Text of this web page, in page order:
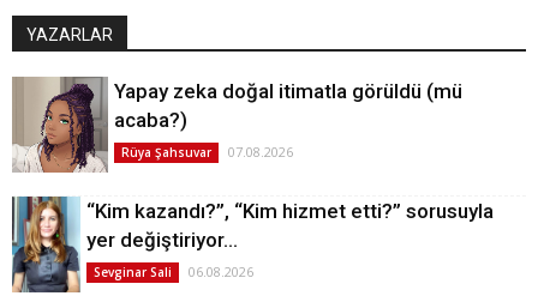
YAZARLAR
Yapay zeka doğal itimatla görüldü (mü
acaba?)
Rüya Şahsuvar 07.08.2026
“Kim kazandı?”, “Kim hizmet etti?” sorusuyla
yer değiştiriyor…
Sevginar Sali 06.08.2026